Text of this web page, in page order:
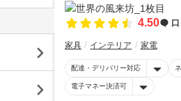
4.50 口
家具 インテリア 家電
配達・デリバリー対応
電子マネー決済可